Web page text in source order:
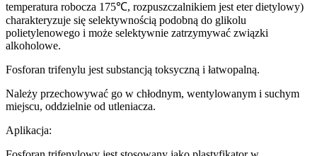
temperatura robocza 175℃, rozpuszczalnikiem jest eter dietylowy)
charakteryzuje się selektywnością podobną do glikolu
polietylenowego i może selektywnie zatrzymywać związki
alkoholowe.
Fosforan trifenylu jest substancją toksyczną i łatwopalną.
Należy przechowywać go w chłodnym, wentylowanym i suchym
miejscu, oddzielnie od utleniacza.
Aplikacja: